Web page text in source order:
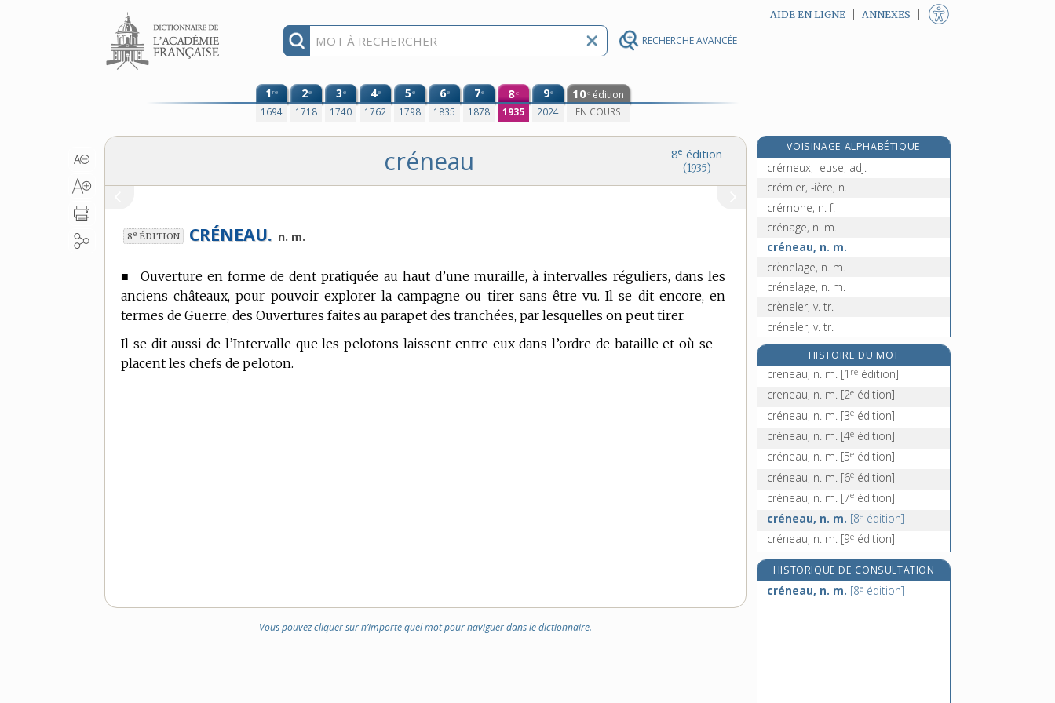
RECHERCHE AVANCÉE
Aller au contenu AIDE EN LIGNE ANNEXES
1re
1694
2e
1718
3e
1740
4e
1762
5e
1798
6e
1835
7e
1878
8e
1935
9e
2024
10e édition
EN COURS
8e édition
(1935)
créneau
8e ÉDITION CRÉNEAU. n. m.
■ Ouverture en forme de dent pratiquée au haut d’une muraille, à intervalles réguliers, dans les
anciens châteaux, pour pouvoir explorer la campagne ou tirer sans être vu. Il se dit encore, en
termes de Guerre, des Ouvertures faites au parapet des tranchées, par lesquelles on peut tirer.
Il se dit aussi de l’Intervalle que les pelotons laissent entre eux dans l’ordre de bataille et où se
placent les chefs de peloton.
Vous pouvez cliquer sur n’importe quel mot pour naviguer dans le dictionnaire.
VOISINAGE ALPHABÉTIQUE
crémerie, n. f.
crémeux, -euse, adj.
crémier, -ière, n.
crémone, n. f.
crénage, n. m.
créneau, n. m.
crènelage, n. m.
crénelage, n. m.
crèneler, v. tr.
créneler, v. tr.
crènelure, n. f.
crénelure, n. f.
créole, n. et adj.
HISTOIRE DU MOT
creneau, n. m. [1 re édition]
creneau, n. m. [2e édition]
créneau, n. m. [3e édition]
créneau, n. m. [4e édition]
créneau, n. m. [5e édition]
créneau, n. m. [6e édition]
créneau, n. m. [7e édition]
créneau, n. m. [8e édition]
créneau, n. m. [9e édition]
HISTORIQUE DE CONSULTATION
créneau, n. m. [8e édition]